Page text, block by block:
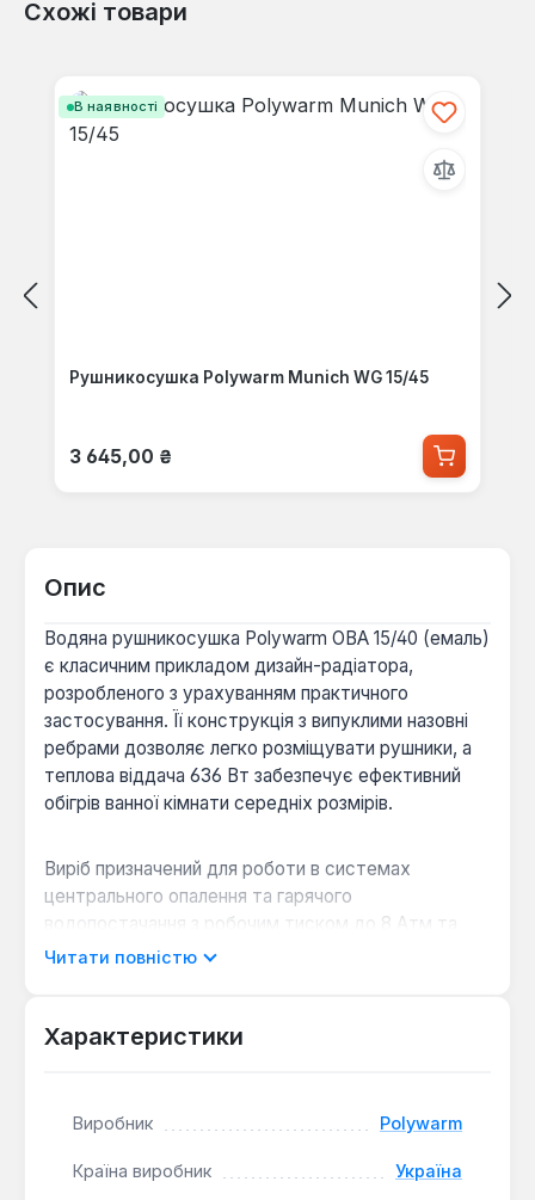
Схожі товари
В наявності
Рушникосушка Polywarm Munich WG 15/45
Звичайна ціна:
3 645,00 ₴
Опис
Водяна рушникосушка Polywarm ОВА 15/40 (емаль)
є класичним прикладом дизайн-радіатора,
розробленого з урахуванням практичного
застосування. Її конструкція з випуклими назовні
ребрами дозволяє легко розміщувати рушники, а
теплова віддача 636 Вт забезпечує ефективний
обігрів ванної кімнати середніх розмірів.
Виріб призначений для роботи в системах
центрального опалення та гарячого
водопостачання з робочим тиском до 8 Атм та
випробувальним тиском 15 Атм. Максимальна
має інноваційні методи виробництва, включаючи
з'єднувальних швах застосована запатентована
подвоює гарантійний термін експлуатації.
Читати повністю
Характеристики
Виробник Polywarm
Країна виробник Україна